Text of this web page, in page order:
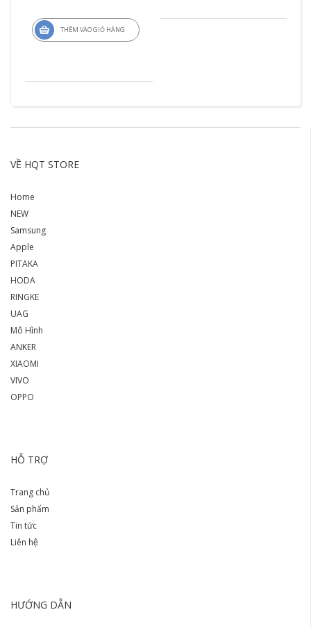
THÊM VÀO GIỎ HÀNG
VỀ HQT STORE
Home
NEW
Samsung
Apple
PITAKA
HODA
RINGKE
UAG
Mô Hình
ANKER
XIAOMI
VIVO
OPPO
HỖ TRỢ
Trang chủ
Sản phẩm
Tin tức
Liên hệ
HƯỚNG DẪN